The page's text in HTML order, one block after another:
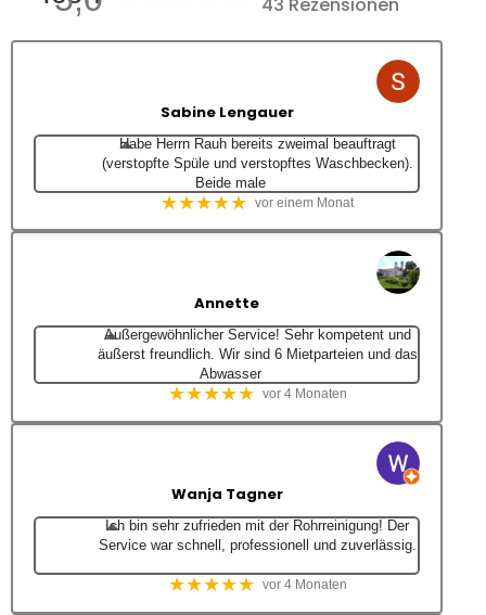
Sabine Lengauer
Habe Herrn Rauh bereits zweimal beauftragt
(verstopfte Spüle und verstopftes Waschbecken).
Beide male
★★★★★ vor einem Monat
Annette
Außergewöhnlicher Service! Sehr kompetent und
äußerst freundlich. Wir sind 6 Mietparteien und das
Abwasser
★★★★★ vor 4 Monaten
Wanja Tagner
Ich bin sehr zufrieden mit der Rohrreinigung! Der
Service war schnell, professionell und zuverlässig.
★★★★★ vor 4 Monaten